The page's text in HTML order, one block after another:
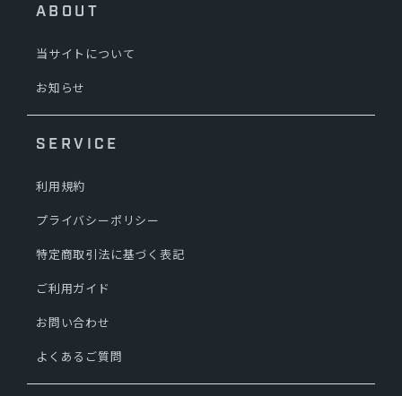
ABOUT
当サイトについて
お知らせ
SERVICE
利用規約
プライバシーポリシー
特定商取引法に基づく表記
ご利用ガイド
お問い合わせ
よくあるご質問